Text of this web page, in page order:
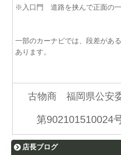
※入口門 道路を挟んで正面の
一部のカーナビでは、段差があ
あります。
古物商 福岡県公安
第902101510024
店長ブログ